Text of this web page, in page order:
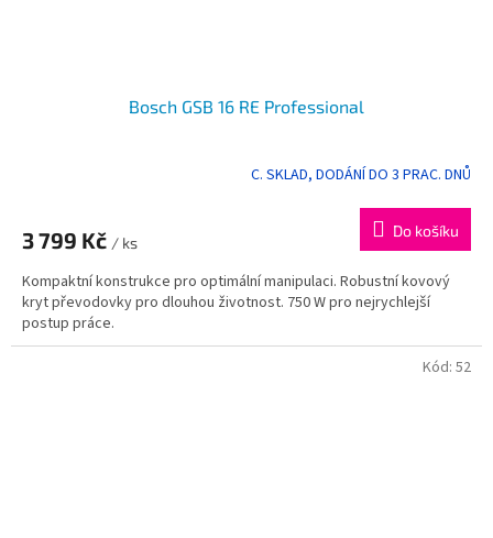
Bosch GSB 16 RE Professional
C. SKLAD, DODÁNÍ DO 3 PRAC. DNŮ
3 799 Kč / ks
Do košíku
Kompaktní konstrukce pro optimální manipulaci. Robustní kovový
kryt převodovky pro dlouhou životnost. 750 W pro nejrychlejší
postup práce.
Kód: 52